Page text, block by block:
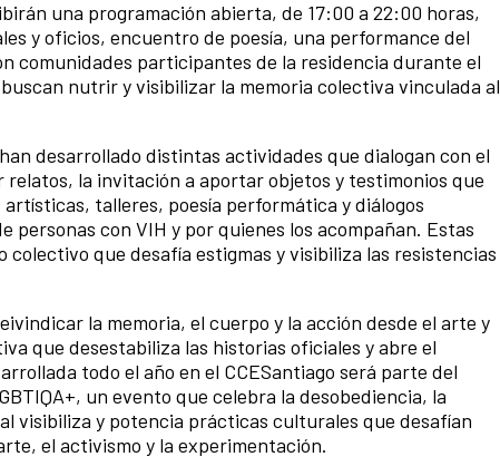
una programación abierta, de 17:00 a 22:00 horas,
y oficios, encuentro de poesía, una performance del
comunidades participantes de la residencia durante el
nutrir y visibilizar la memoria colectiva vinculada al
han desarrollado distintas actividades que dialogan con el
la invitación a aportar objetos y testimonios que
talleres, poesía performática y diálogos
personas con VIH y por quienes los acompañan. Estas
que desafía estigmas y visibiliza las resistencias
la memoria, el cuerpo y la acción desde el arte y
que desestabiliza las historias oficiales y abre el
todo el año en el CCESantiago será parte del
un evento que celebra la desobediencia, la
visibiliza y potencia prácticas culturales que desafían
el activismo y la experimentación.